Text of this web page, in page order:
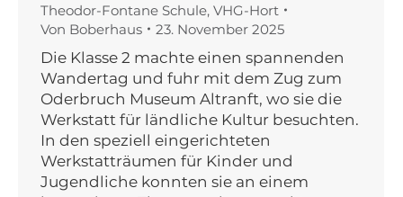
Theodor-Fontane Schule, VHG-Hort
Von Boberhaus 23. November 2025
Die Klasse 2 machte einen spannenden
Wandertag und fuhr mit dem Zug zum
Oderbruch Museum Altranft, wo sie die
Werkstatt für ländliche Kultur besuchten.
In den speziell eingerichteten
Werkstatträumen für Kinder und
Jugendliche konnten sie an einem